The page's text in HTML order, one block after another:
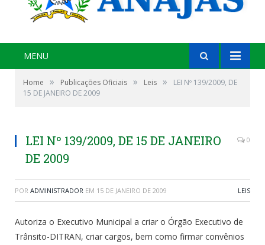
MENU
Home » Publicações Oficiais » Leis »
LEI Nº 139/2009, DE
15 DE JANEIRO DE 2009
LEI Nº 139/2009, DE 15 DE JANEIRO
DE 2009
0
POR ADMINISTRADOR EM 15 DE JANEIRO DE 2009 LEIS
Autoriza o Executivo Municipal a criar o Órgão Executivo de
Trânsito-DITRAN, criar cargos, bem como firmar convênios